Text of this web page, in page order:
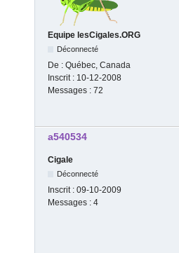
Equipe lesCigales.ORG
Déconnecté
De : Québec, Canada
Inscrit : 10-12-2008
Messages : 72
a540534
Cigale
Déconnecté
Inscrit : 09-10-2009
Messages : 4